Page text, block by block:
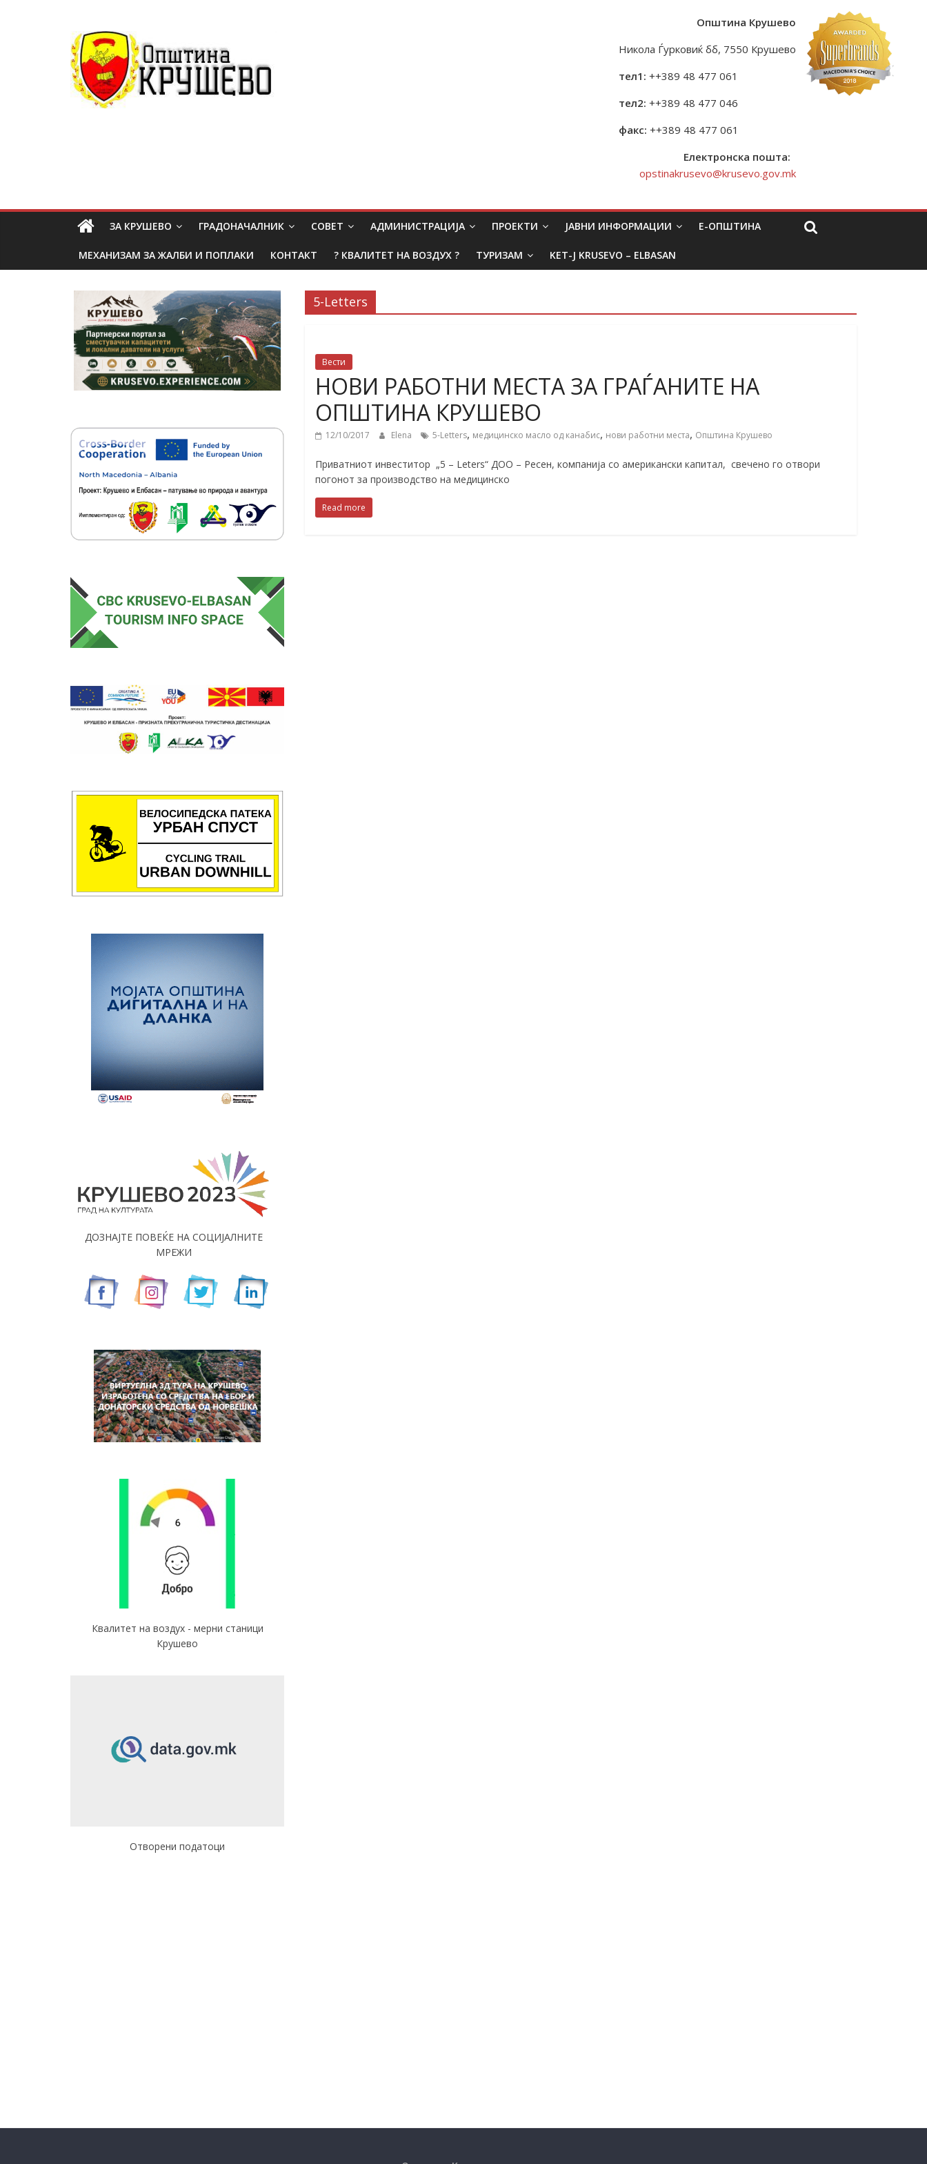
Општина Крушево
Никола Ѓурковиќ бб, 7550 Крушево
тел1: ++389 48 477 061
тел2: ++389 48 477 046
факс: ++389 48 477 061
Електронска пошта:
opstinakrusevo@krusevo.gov.mk
ЗА КРУШЕВО ГРАДОНАЧАЛНИК СОВЕТ АДМИНИСТРАЦИЈА ПРОЕКТИ ЈАВНИ ИНФОРМАЦИИ Е-ОПШТИНА
МЕХАНИЗАМ ЗА ЖАЛБИ И ПОПЛАКИ КОНТАКТ ? КВАЛИТЕТ НА ВОЗДУХ ? ТУРИЗАМ KET-J KRUSEVO – ELBASAN
5-Letters
Вести
НОВИ РАБОТНИ МЕСТА ЗА ГРАЃАНИТЕ НА
ОПШТИНА КРУШЕВО
12/10/2017 Elena 5-Letters, медицинско масло од канабис, нови работни места, Општина Крушево
Приватниот инвеститор „5 – Leters“ ДОО – Ресен, компанија со американски капитал, свечено го отвори
погонот за производство на медицинско
Read more
ДОЗНАЈТЕ ПОВЕЌЕ НА СОЦИЈАЛНИТЕ
МРЕЖИ
Квалитет на воздух - мерни станици
Крушево
Отворени податоци